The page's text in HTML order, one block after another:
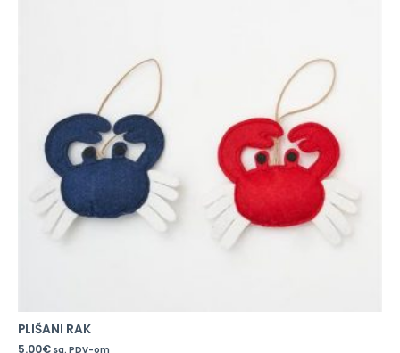
PLIŠANI RAK
5.00€ sa. PDV-om